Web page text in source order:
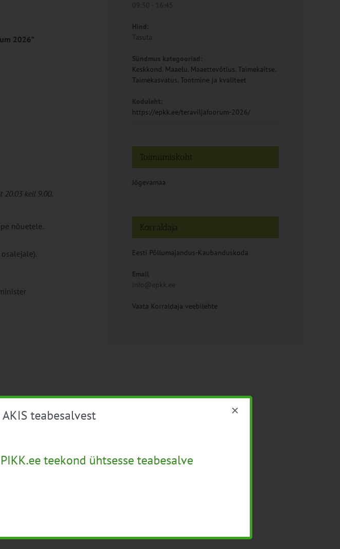
2026”
20.03 kell 9.00.
nõuetele.
09:30 - 16:45
Hind:
Tasuta
Sündmus kategooriad:
Keskkond, Maaelu, Maaettevõtlus, Taimekaitse,
Taimekasvatus, Tootmine ja kvaliteet
Koduleht:
https://epkk.ee/teraviljafoorum-2026/
Toimumiskoht
Jõgevamaa
Korraldaja
Eesti Põllumajandus-Kaubanduskoda
Email
info@epkk.ee
Vaata Korraldaja veebilehte
teabesalvest
PIKK.ee teekond ühtsesse teabesalve